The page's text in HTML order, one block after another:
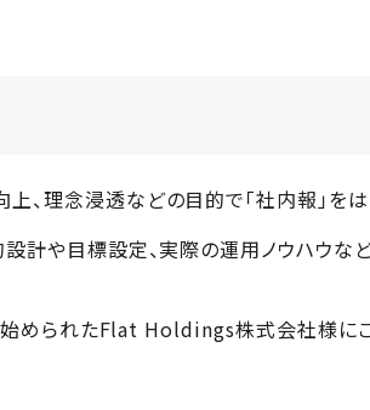
理念浸透などの目的で「社内報」を
設計や目標設定、実際の運用ノウハウ
められたFlat Holdings株式会社様にご